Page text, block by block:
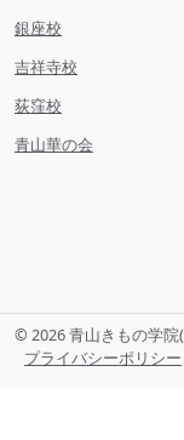
銀座校
吉祥寺校
荻窪校
青山華の会
© 2026 青山きもの学
プライバシーポリシー